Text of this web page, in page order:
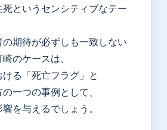
というセンシティブなテー
期待が必ずしも一致しない
のケースは、
る「死亡フラグ」と
一つの事例として、
を与えるでしょう。